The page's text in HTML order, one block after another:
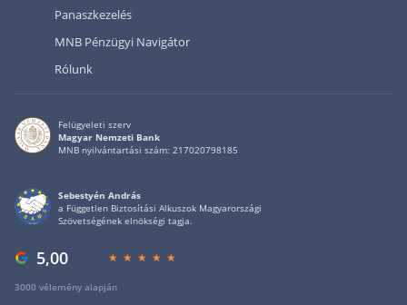
Panaszkezelés
MNB Pénzügyi Navigátor
Rólunk
Felügyeleti szerv
Magyar Nemzeti Bank
MNB nyilvántartási szám: 217020798185
Sebestyén András
a Független Biztosítási Alkuszok Magyarországi
Szövetségének elnökségi tagja.
5,00
3000 vélemény alapján